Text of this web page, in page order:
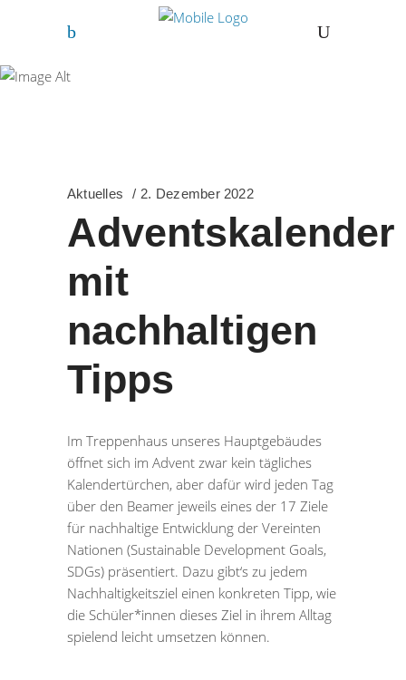
Göppingen
Aktuelles 2. Dezember 2022
Adventskalender
mit
nachhaltigen
Tipps
Im Treppenhaus unseres Hauptgebäudes
öffnet sich im Advent zwar kein tägliches
Kalendertürchen, aber dafür wird jeden Tag
über den Beamer jeweils eines der 17 Ziele
für nachhaltige Entwicklung der Vereinten
Nationen (Sustainable Development Goals,
SDGs) präsentiert. Dazu gibt‘s zu jedem
Nachhaltigkeitsziel einen konkreten Tipp, wie
die Schüler*innen dieses Ziel in ihrem Alltag
spielend leicht umsetzen können.